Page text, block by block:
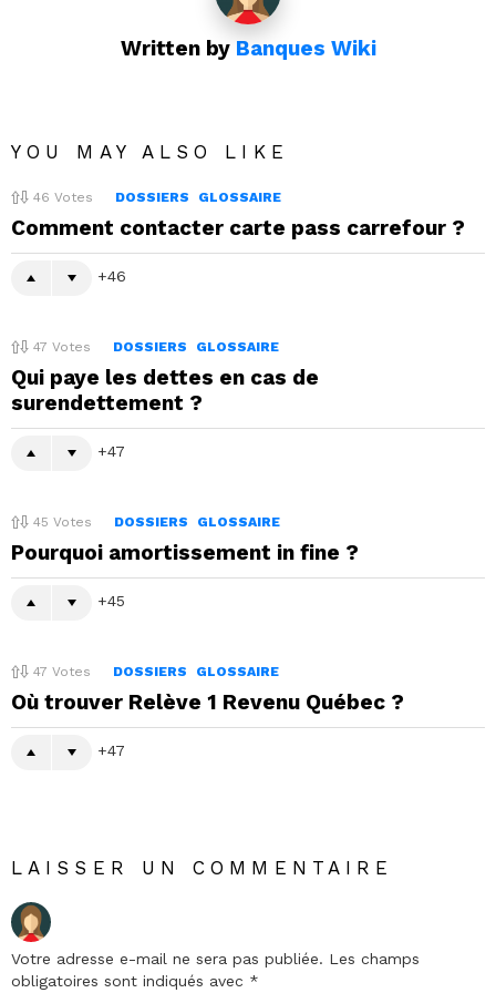
Written by Banques Wiki
YOU MAY ALSO LIKE
46 Votes DOSSIERS GLOSSAIRE
Comment contacter carte pass carrefour ?
46
47 Votes DOSSIERS GLOSSAIRE
Qui paye les dettes en cas de
surendettement ?
47
45 Votes DOSSIERS GLOSSAIRE
Pourquoi amortissement in fine ?
45
47 Votes DOSSIERS GLOSSAIRE
Où trouver Relève 1 Revenu Québec ?
47
LAISSER UN COMMENTAIRE
Votre adresse e-mail ne sera pas publiée. Les champs
obligatoires sont indiqués avec *